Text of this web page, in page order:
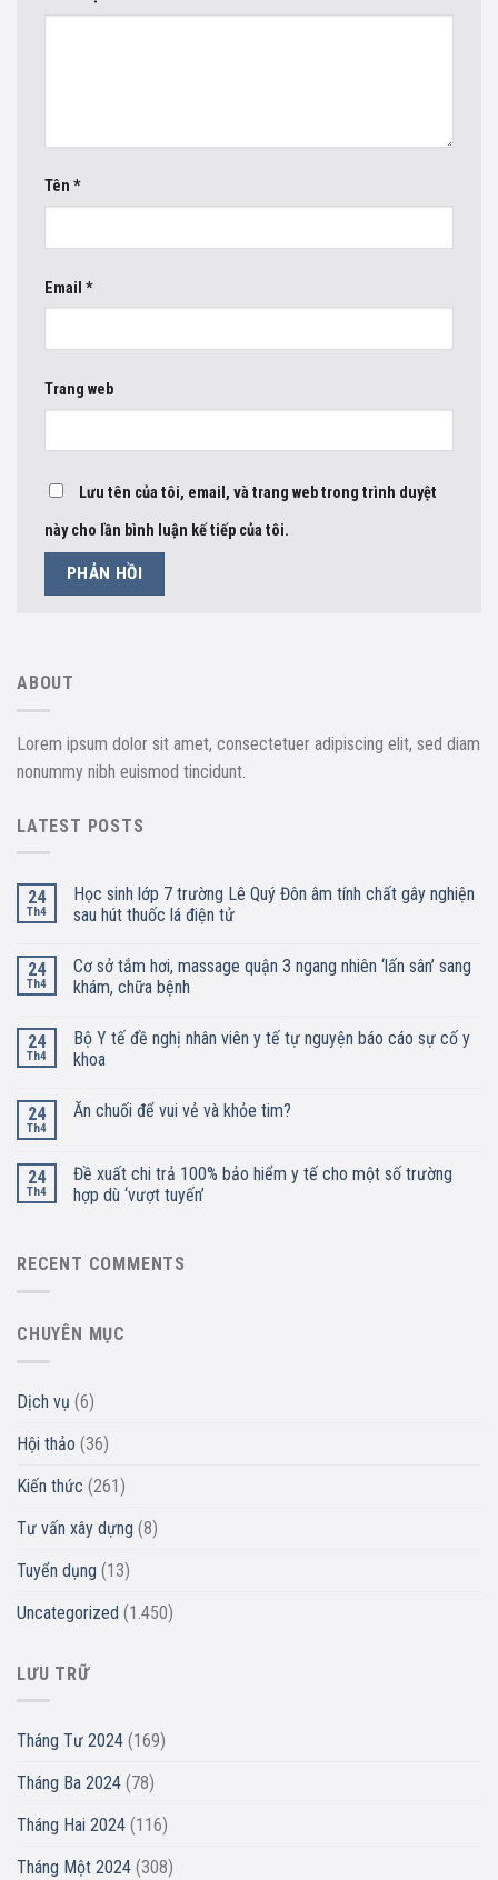
Tên *
Email *
Trang web
Lưu tên của tôi, email, và trang web trong trình duyệt
này cho lần bình luận kế tiếp của tôi.
ABOUT
Lorem ipsum dolor sit amet, consectetuer adipiscing elit, sed diam
nonummy nibh euismod tincidunt.
LATEST POSTS
24
Th4
Học sinh lớp 7 trường Lê Quý Đôn âm tính chất gây nghiện
sau hút thuốc lá điện tử
24
Th4
Cơ sở tắm hơi, massage quận 3 ngang nhiên ‘lấn sân’ sang
khám, chữa bệnh
24
Th4
Bộ Y tế đề nghị nhân viên y tế tự nguyện báo cáo sự cố y
khoa
24
Th4
Ăn chuối để vui vẻ và khỏe tim?
24
Th4
Đề xuất chi trả 100% bảo hiểm y tế cho một số trường
hợp dù ‘vượt tuyến’
RECENT COMMENTS
CHUYÊN MỤC
Dịch vụ (6)
Hội thảo (36)
Kiến thức (261)
Tư vấn xây dựng (8)
Tuyển dụng (13)
Uncategorized (1.450)
LƯU TRỮ
Tháng Tư 2024 (169)
Tháng Ba 2024 (78)
Tháng Hai 2024 (116)
Tháng Một 2024 (308)